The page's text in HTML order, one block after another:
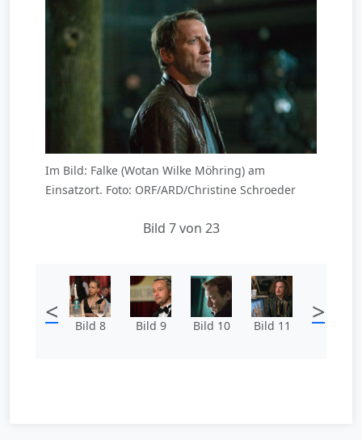
Im Bild: Falke (Wotan Wilke Möhring) am
Einsatzort. Foto: ORF/ARD/Christine Schroeder
Bild 7 von 23
< Bild 8 Bild 9 Bild 10 Bild 11 >